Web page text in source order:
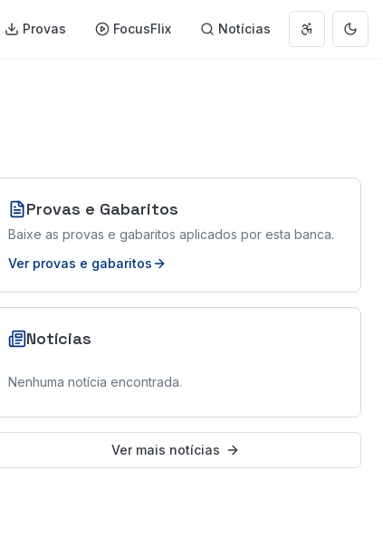
Provas FocusFlix Notícias Abrir menu
Provas e Gabaritos
Baixe as provas e gabaritos aplicados por esta banca.
Ver provas e gabaritos
Notícias
Nenhuma notícia encontrada.
Ver mais notícias